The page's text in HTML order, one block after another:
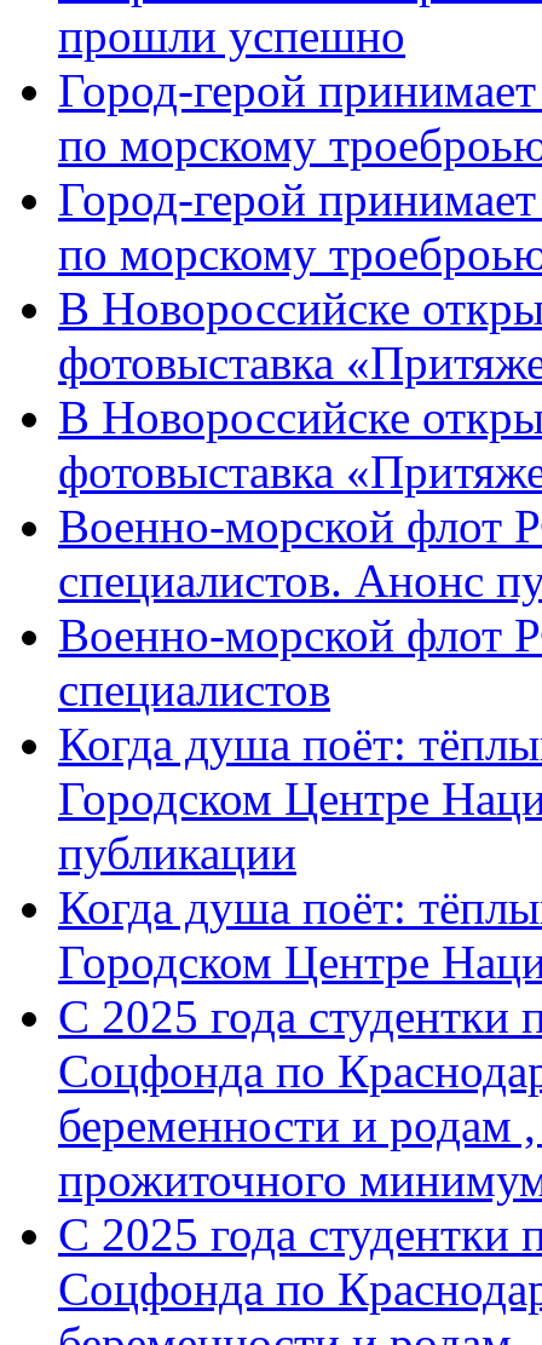
прошли успешно
Город-герой
по морскому
Город-герой
по морскому
В Новороссийске
фотовыставка
В Новороссийске
фотовыставка
Военно-морской флот
специалистов. Анонс
Военно-морской флот
специалистов
Когда душа поёт:
Городском Центре
публикации
Когда душа поёт:
Городском Центре
С 2025 года студентки
Соцфонда по
беременности и родам
прожиточного
С 2025 года студентки
Соцфонда по